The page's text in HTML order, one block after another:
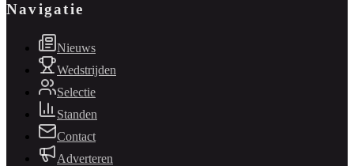
Navigatie
Nieuws
Wedstrijden
Selectie
Standen
Contact
Adverteren